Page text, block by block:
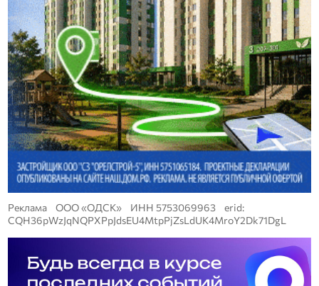
Реклама ООО «ОДСК» ИНН 5753069963 erid:
CQH36pWzJqNQPXPpJdsEU4MtpPjZsLdUK4MroY2Dk71DgL